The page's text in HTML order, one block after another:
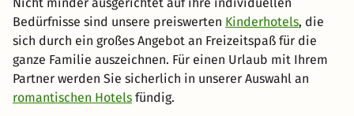
Nicht minder ausgerichtet auf ihre individuellen
Bedürfnisse sind unsere preiswerten Kinderhotels, die
sich durch ein großes Angebot an Freizeitspaß für die
ganze Familie auszeichnen. Für einen Urlaub mit Ihrem
Partner werden Sie sicherlich in unserer Auswahl an
romantischen Hotels fündig.